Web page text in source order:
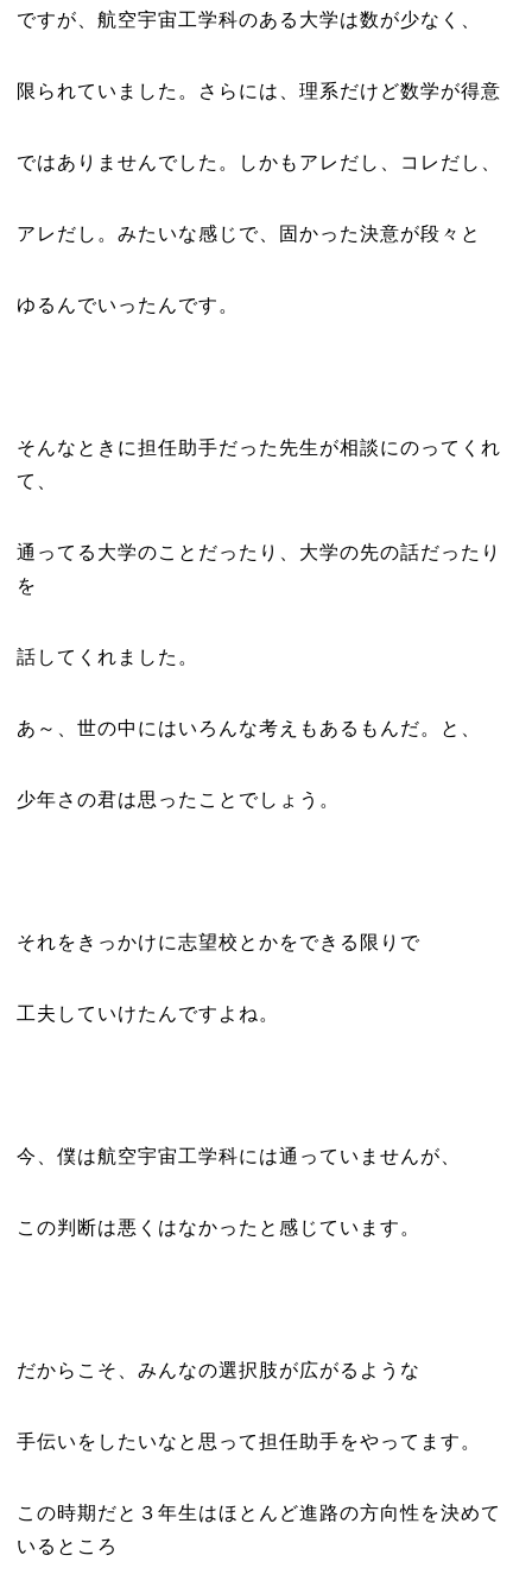
ですが、航空宇宙工学科のある大学は数が少なく、
限られていました。さらには、理系だけど数学が得意
ではありませんでした。しかもアレだし、コレだし、
アレだし。みたいな感じで、固かった決意が段々と
ゆるんでいったんです。
そんなときに担任助手だった先生が相談にのってくれ
て、
通ってる大学のことだったり、大学の先の話だったり
を
話してくれました。
あ～、世の中にはいろんな考えもあるもんだ。と、
少年さの君は思ったことでしょう。
それをきっかけに志望校とかをできる限りで
工夫していけたんですよね。
今、僕は航空宇宙工学科には通っていませんが、
この判断は悪くはなかったと感じています。
だからこそ、みんなの選択肢が広がるような
手伝いをしたいなと思って担任助手をやってます。
この時期だと３年生はほとんど進路の方向性を決めて
いるところ